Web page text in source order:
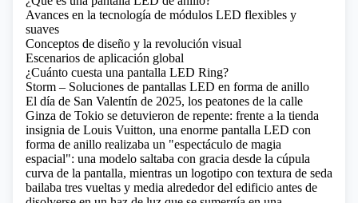
Avances en la tecnología de módulos LED flexibles y
suaves
Conceptos de diseño y la revolución visual
Escenarios de aplicación global
¿Cuánto cuesta una pantalla LED Ring?
Storm – Soluciones de pantallas LED en forma de anillo
El día de San Valentín de 2025, los peatones de la calle
Ginza de Tokio se detuvieron de repente: frente a la tienda
insignia de Louis Vuitton, una enorme pantalla LED con
forma de anillo realizaba un "espectáculo de magia
espacial": una modelo saltaba con gracia desde la cúpula
curva de la pantalla, mientras un logotipo con textura de seda
bailaba tres vueltas y media alrededor del edificio antes de